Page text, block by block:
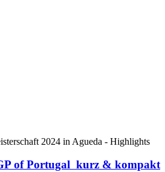
2024 in Agueda - Highlights
of Portugal kurz & kompakt